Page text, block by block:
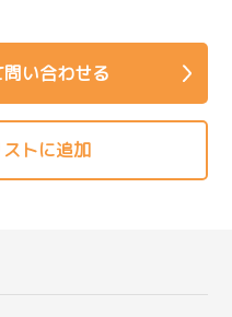
い合わせる